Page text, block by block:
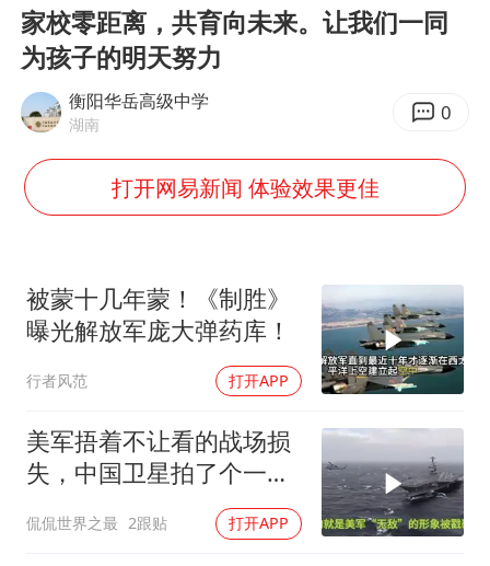
泰国初中生饮弹自尽前开了26枪
22岁女生独闯南太行失联12天
用AI造出新病毒意味着什么
浙江最强风雨时段已锁定
万岁山接盘烂尾恒大文旅城
刘伟任延安市委常委、市纪委书记
多所幼师院校开设养老专业
习近平心系体育强国建设
家校零距离，共育向未来。让我们一同
为孩子的明天努力
衡阳华岳高级中学
湖南 0
打开网易新闻 体验效果更佳
被蒙十几年蒙！《制胜》
曝光解放军庞大弹药库！
行者风范 打开APP
美军捂着不让看的战场损
失，中国卫星拍了个一清
侃侃世界之最 2跟贴 打开APP